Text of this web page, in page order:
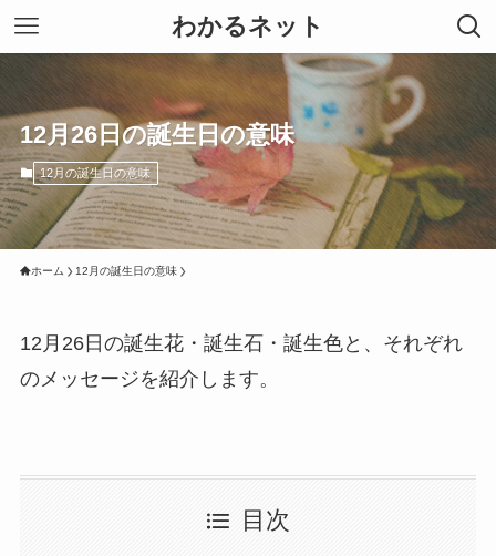
わかるネット
12月26日の誕生日の意味
12月の誕生日の意味
ホーム 12月の誕生日の意味
12月26日の誕生花・誕生石・誕生色と、それぞれ
のメッセージを紹介します。
目次